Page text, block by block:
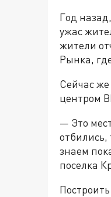
Год
ужас
жители
Рынка,
Сейчас же
центром
— Это
отбились,
знаем
поселка